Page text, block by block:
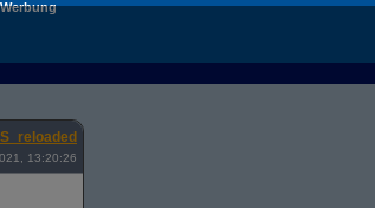
Werbung
13:20:26